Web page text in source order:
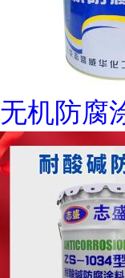
无机防腐